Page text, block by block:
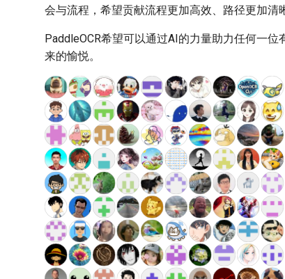
会与流程，希望贡献流程更加高效、路径更加清
PaddleOCR希望可以通过AI的力量助力任何一
来的愉悦。